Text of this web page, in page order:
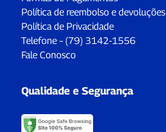
Política de reembolso e devoluções
Política de Privacidade
Telefone – (79) 3142-1556
Fale Conosco
Qualidade e Segurança